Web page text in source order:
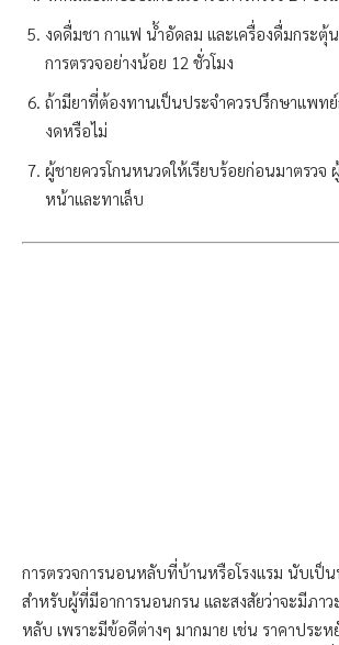
งดดื่มชา กาแฟ น้ำอัดลม และเครื่องดื่มกระตุ้
การตรวจอย่างน้อย 12 ชั่วโมง
ถ้ามียาที่ต้องทานเป็นประจำควรปรึกษาแพท
งดหรือไม่
ผู้ชายควรโกนหนวดให้เรียบร้อยก่อนมาตรวจ
หน้าและทาเล็บ
การตรวจการนอนหลับที่บ้านหรือโรงแรม นับเป็น
สำหรับผู้ที่มีอาการนอนกรน และสงสัยว่าจะมีภา
หลับ เพราะมีข้อดีต่างๆ มากมาย เช่น ราคาประ